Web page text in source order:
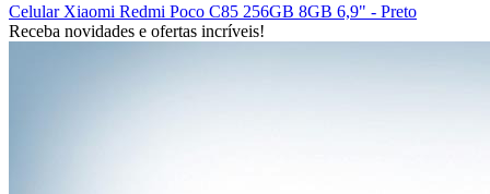
Celular Xiaomi Redmi Poco C85 256GB 8GB 6,9" - Preto
Receba novidades e ofertas incríveis!